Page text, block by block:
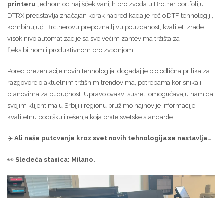
printeru, jednom od najiščekivanijih proizvoda u Brother portfoliju.
DTRX predstavlja značajan korak napred kada je reč o DTF tehnologiji,
kombinujući Brotherovu prepoznatljivu pouzdanost, kvalitet izrade i
visok nivo automatizacije sa sve većim zahtevima tržišta za
fleksibilnom i produktivnom proizvodnjom.
Pored prezentacije novih tehnologija, događaj je bio odlična prilika za
razgovore o aktuelnim tržišnim trendovima, potrebama korisnika i
planovima za budućnost. Upravo ovakvi susreti omogućavaju nam da
svojim klijentima u Srbiji i regionu pružimo najnovije informacije,
kvalitetnu podršku i rešenja koja prate svetske standarde.
✈️ Ali naše putovanje kroz svet novih tehnologija se nastavlja…
👀 Sledeća stanica: Milano.
Video
Player